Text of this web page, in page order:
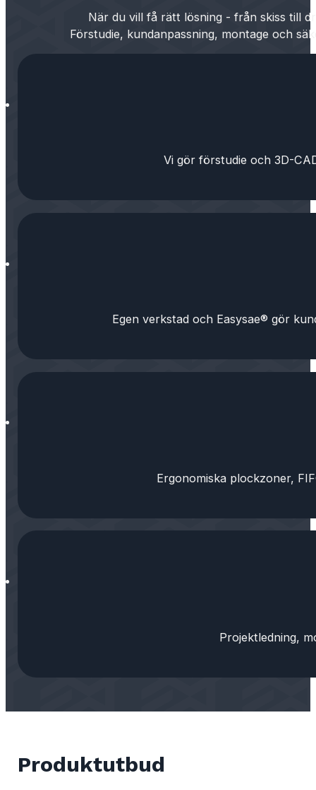
När du vill få rätt lösning - från skiss till
Förstudie, kundanpassning, montage och
Vi gör förstudie och 3D-
Egen verkstad och Easysae® gör
Ergonomiska plockzoner,
Projektledning,
Produktutbud